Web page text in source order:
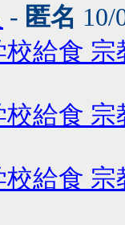
- 匿名 10/
校給食
校給食
校給食